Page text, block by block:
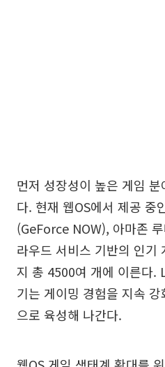
먼저 성장성이 높은 게임
다. 현재 웹OS에서 제공 중
(GeForce NOW), 아마존
라우드 서비스 기반의 인기
지 총 4500여 개에 이른다.
기는 게이밍 경험을 지속
으로 육성해 나간다.